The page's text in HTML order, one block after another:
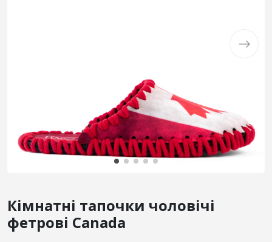
Кімнатні тапочки чоловічі
фетрові Canada